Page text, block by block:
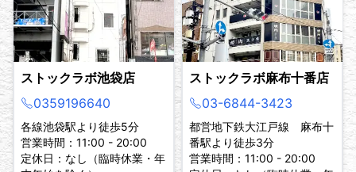
ストックラボ池袋店
0359196640
各線池袋駅より徒歩5分
営業時間：11:00 - 20:00
定休日：なし（臨時休業・年
ストックラボ麻布十番店
03-6844-3423
都営地下鉄大江戸線 麻布十
番駅より徒歩3分
営業時間：11:00 - 20:00